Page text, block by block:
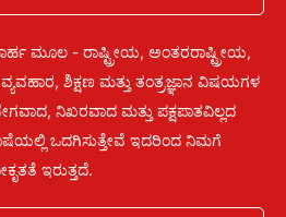
ಮೂಲ - ರಾಷ್ಟ್ರೀಯ, ಅಂತರರಾಷ್ಟ್ರೀಯ,
ಶಿಕ್ಷಣ ಮತ್ತು ತಂತ್ರಜ್ಞಾನ ವಿಷಯಗಳ
ನಿಖರವಾದ ಮತ್ತು ಪಕ್ಷಪಾತವಿಲ್ಲದ
ಭಾಷೆಯಲ್ಲಿ ಒದಗಿಸುತ್ತೇವೆ ಇದರಿಂದ ನಿಮಗೆ
ಇರುತ್ತದೆ.